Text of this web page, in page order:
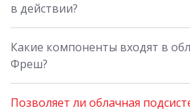
в действии?
Какие компоненты входят в
Фреш?
Позволяет ли облачная